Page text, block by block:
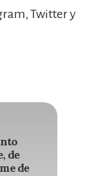
Twitter y
de
de